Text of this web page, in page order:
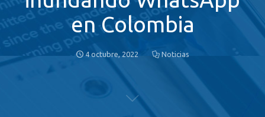
en Colombia
4 octubre, 2022 Noticias